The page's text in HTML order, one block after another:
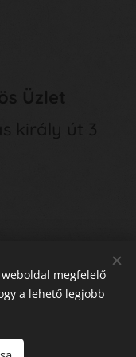
Üzlet
király út 3
megfelelő
a lehető legjobb